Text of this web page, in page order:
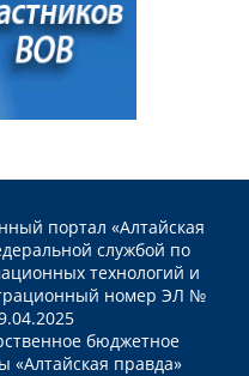
портал «Алтайская
службой по
технологий и
номер ЭЛ №
бюджетное
«Алтайская правда»